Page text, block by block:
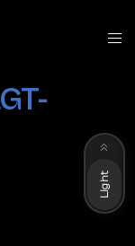
Light
Dark